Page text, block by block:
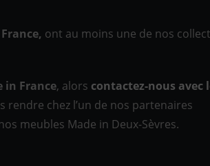
ont au moins une de nos
in France, alors contactez-nous avec
chez l’un de nos partenaires
meubles Made in Deux-Sèvres.